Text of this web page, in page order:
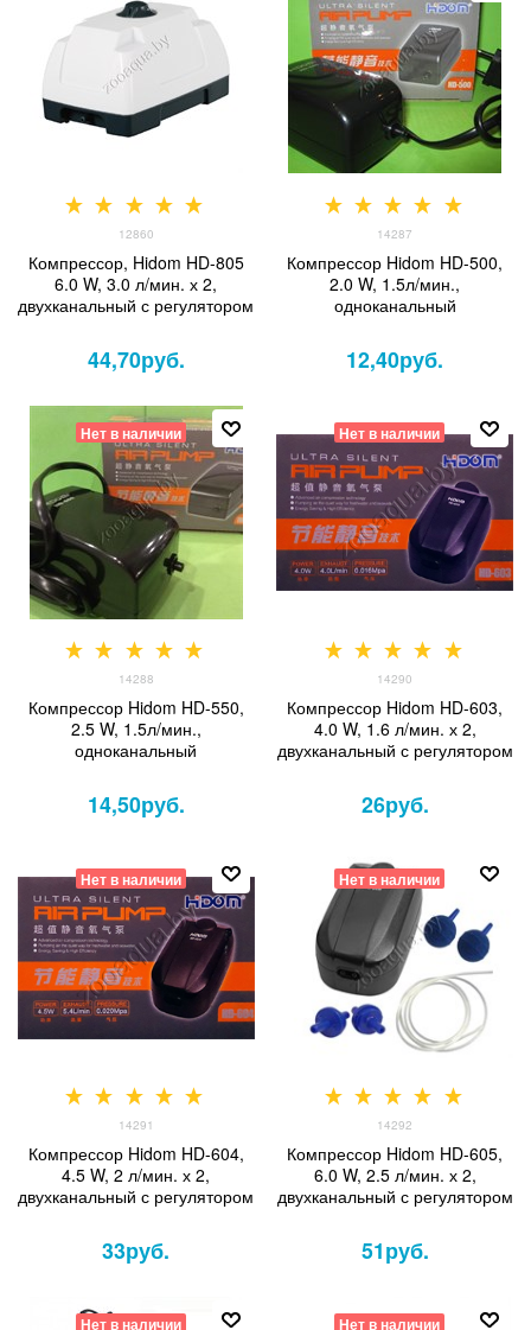
12860
Компрессор, Hidom HD-805
6.0 W, 3.0 л/мин. х 2,
двухканальный с регулятором
44,70руб.
14287
Компрессор Hidom HD-500,
2.0 W, 1.5л/мин.,
одноканальный
12,40руб.
Нет в наличии
14288
Компрессор Hidom HD-550,
2.5 W, 1.5л/мин.,
одноканальный
14,50руб.
Нет в наличии
14290
Компрессор Hidom HD-603,
4.0 W, 1.6 л/мин. х 2,
двухканальный с регулятором
26руб.
Нет в наличии
14291
Компрессор Hidom HD-604,
4.5 W, 2 л/мин. х 2,
двухканальный с регулятором
33руб.
Нет в наличии
14292
Компрессор Hidom HD-605,
6.0 W, 2.5 л/мин. х 2,
двухканальный с регулятором
51руб.
Нет в наличии Нет в наличии